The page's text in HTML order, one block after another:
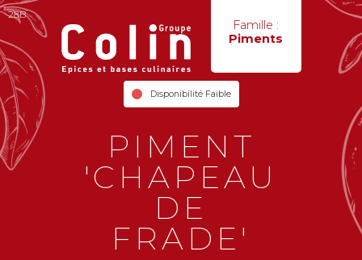
Famille :
Piments
Disponibilité Faible
28B
PIMENT
'CHAPEAU
DE
FRADE'